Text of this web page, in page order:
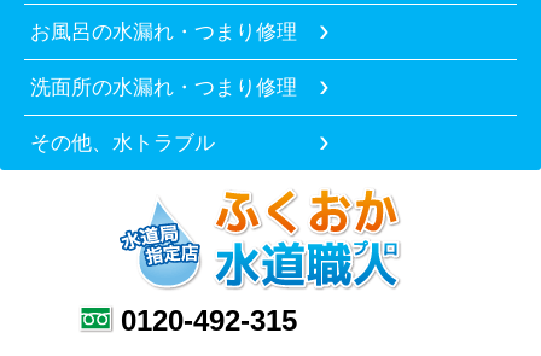
お風呂の水漏れ・つまり修理
洗面所の水漏れ・つまり修理
その他、水トラブル
0120-492-315